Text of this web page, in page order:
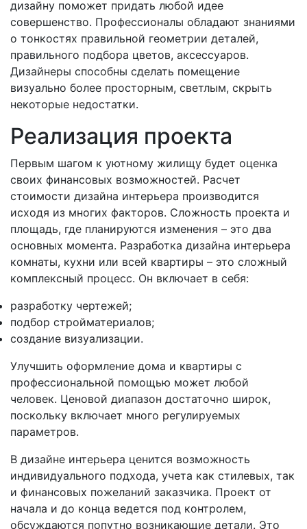
дизайну поможет придать любой идее
совершенство. Профессионалы обладают знаниями
о тонкостях правильной геометрии деталей,
правильного подбора цветов, аксессуаров.
Дизайнеры способны сделать помещение
визуально более просторным, светлым, скрыть
некоторые недостатки.
Реализация проекта
Первым шагом к уютному жилищу будет оценка
своих финансовых возможностей. Расчет
стоимости дизайна интерьера производится
исходя из многих факторов. Сложность проекта и
площадь, где планируются изменения – это два
основных момента. Разработка дизайна интерьера
комнаты, кухни или всей квартиры – это сложный
комплексный процесс. Он включает в себя:
разработку чертежей;
подбор стройматериалов;
создание визуализации.
Улучшить оформление дома и квартиры с
профессиональной помощью может любой
человек. Ценовой диапазон достаточно широк,
поскольку включает много регулируемых
параметров.
В дизайне интерьера ценится возможность
индивидуального подхода, учета как стилевых, так
и финансовых пожеланий заказчика. Проект от
начала и до конца ведется под контролем,
обсуждаются попутно возникающие детали. Это